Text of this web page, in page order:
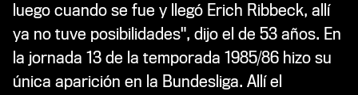
luego cuando se fue y llegó Erich Ribbeck, allí
ya no tuve posibilidades", dijo el de 53 años. En
la jornada 13 de la temporada 1985/86 hizo su
única aparición en la Bundesliga. Allí el